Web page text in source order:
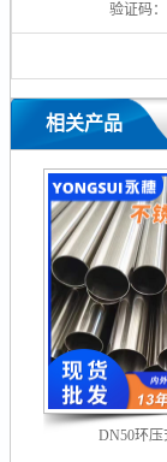
验证码：
相关产品
DN50环